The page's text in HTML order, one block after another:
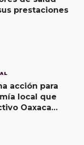
prestaciones
acción para
local que
Oaxaca